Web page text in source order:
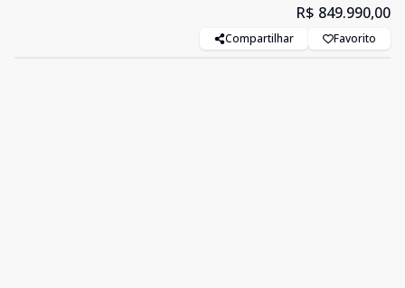
R$ 849.990,00
Compartilhar Favorito